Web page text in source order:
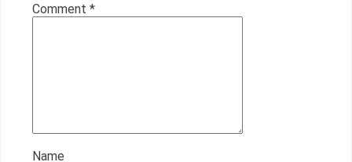
Comment *
Name